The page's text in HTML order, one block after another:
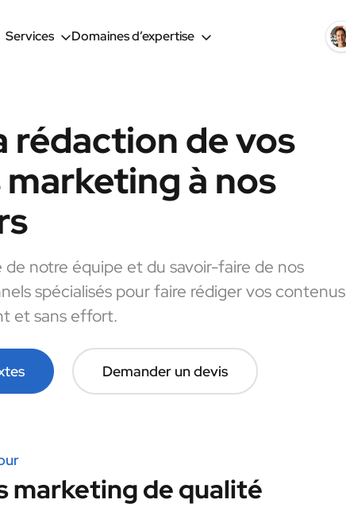
Services Domaines d’expertise
rédaction de vos
à nos
notre équipe et du savoir-faire de nos
spécialisés pour faire rédiger vos contenus
et sans effort.
Demander un devis
marketing de qualité